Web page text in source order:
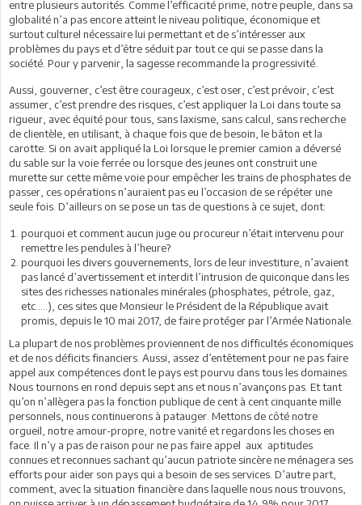
entre plusieurs autorités. Comme l’efficacité prime, notre peuple, dans sa
globalité n’a pas encore atteint le niveau politique, économique et
surtout culturel nécessaire lui permettant et de s’intéresser aux
problèmes du pays et d’être séduit par tout ce qui se passe dans la
société. Pour y parvenir, la sagesse recommande la progressivité.
Aussi, gouverner, c’est être courageux, c’est oser, c’est prévoir, c’est
assumer, c’est prendre des risques, c’est appliquer la Loi dans toute sa
rigueur, avec équité pour tous, sans laxisme, sans calcul, sans recherche
de clientèle, en utilisant, à chaque fois que de besoin, le bâton et la
carotte. Si on avait appliqué la Loi lorsque le premier camion a déversé
du sable sur la voie ferrée ou lorsque des jeunes ont construit une
murette sur cette même voie pour empêcher les trains de phosphates de
passer, ces opérations n’auraient pas eu l’occasion de se répéter une
seule fois. D’ailleurs on se pose un tas de questions à ce sujet, dont:
pourquoi et comment aucun juge ou procureur n’était intervenu pour
remettre les pendules à l’heure?
pourquoi les divers gouvernements, lors de leur investiture, n’avaient
pas lancé d’avertissement et interdit l’intrusion de quiconque dans les
sites des richesses nationales minérales (phosphates, pétrole, gaz,
etc…..), ces sites que Monsieur le Président de la République avait
promis, depuis le 10 mai 2017, de faire protéger par l’Armée Nationale.
La plupart de nos problèmes proviennent de nos difficultés économiques
et de nos déficits financiers. Aussi, assez d’entêtement pour ne pas faire
appel aux compétences dont le pays est pourvu dans tous les domaines.
Nous tournons en rond depuis sept ans et nous n’avançons pas. Et tant
qu’on n’allègera pas la fonction publique de cent à cent cinquante mille
personnels, nous continuerons à patauger. Mettons de côté notre
orgueil, notre amour-propre, notre vanité et regardons les choses en
face. Il n’y a pas de raison pour ne pas faire appel aux aptitudes
connues et reconnues sachant qu’aucun patriote sincère ne ménagera ses
efforts pour aider son pays qui a besoin de ses services. D’autre part,
comment, avec la situation financière dans laquelle nous nous trouvons,